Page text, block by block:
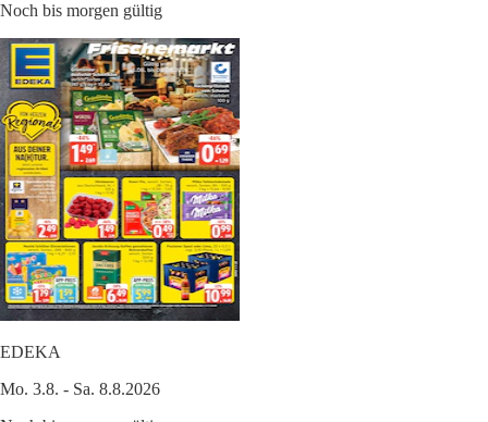
Noch bis morgen gültig
EDEKA
Mo. 3.8. - Sa. 8.8.2026